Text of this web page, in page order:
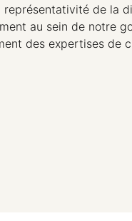
de la
au sein de notre
des expertises de